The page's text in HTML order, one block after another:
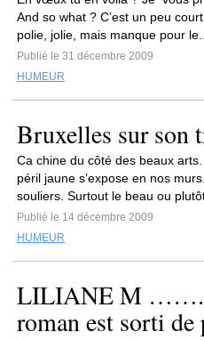
And so what ? C’est un peu
polie, jolie, mais manque pour
Publié le 31 décembre 2009
HUMEUR
Bruxelles sur son
Ca chine du côté des beaux
péril jaune s’expose en nos
souliers. Surtout le beau ou
Publié le 14 décembre 2009
HUMEUR
LILIANE M ……..
roman est sorti de